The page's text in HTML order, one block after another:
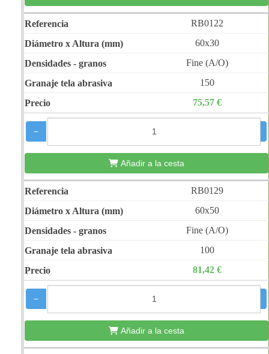
RB0122
60x30
Fine (A/O)
150
75,57 €
−
Añadir a la cesta
RB0129
60x50
Fine (A/O)
100
81,42 €
−
Añadir a la cesta